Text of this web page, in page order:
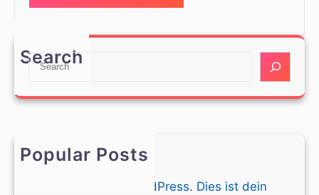
Search
S
a
h
Popular Posts
Hallo Welt!
Willkommen bei WordPress. Dies ist dein